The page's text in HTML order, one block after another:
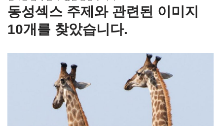
동성섹스 주제와 관련된 이미지
10개를 찾았습니다.